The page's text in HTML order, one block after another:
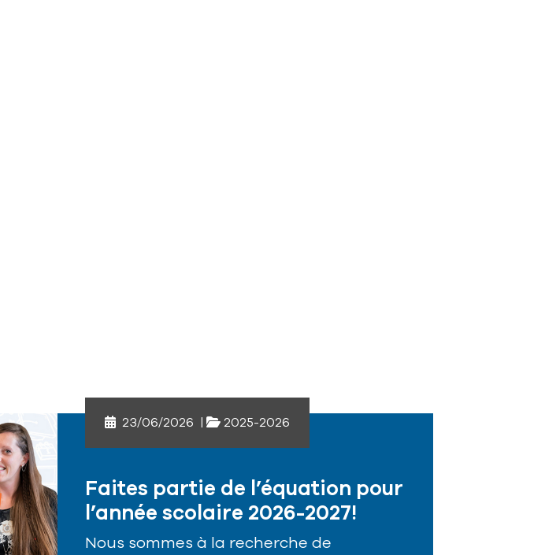
23/06/2026 | 2025-2026
Faites partie de l’équation pour
l’année scolaire 2026-2027!
Nous sommes à la recherche de